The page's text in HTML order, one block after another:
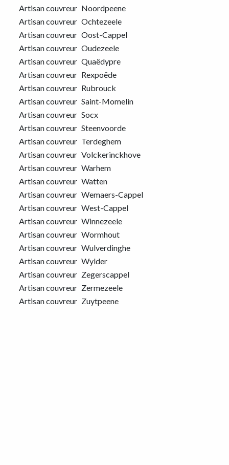
Artisan couvreur Noordpeene
Artisan couvreur Ochtezeele
Artisan couvreur Oost-Cappel
Artisan couvreur Oudezeele
Artisan couvreur Quaëdypre
Artisan couvreur Rexpoëde
Artisan couvreur Rubrouck
Artisan couvreur Saint-Momelin
Artisan couvreur Socx
Artisan couvreur Steenvoorde
Artisan couvreur Terdeghem
Artisan couvreur Volckerinckhove
Artisan couvreur Warhem
Artisan couvreur Watten
Artisan couvreur Wemaers-Cappel
Artisan couvreur West-Cappel
Artisan couvreur Winnezeele
Artisan couvreur Wormhout
Artisan couvreur Wulverdinghe
Artisan couvreur Wylder
Artisan couvreur Zegerscappel
Artisan couvreur Zermezeele
Artisan couvreur Zuytpeene